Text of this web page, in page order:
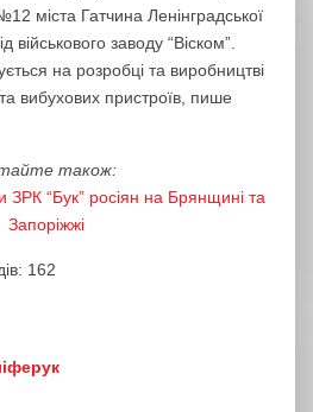
міста Гатчина Ленінградської
військового заводу “Віском”.
на розробці та виробництві
вибухових пристроїв, пише
також:
“Бук” росіян на Брянщині та
Запоріжжі
162